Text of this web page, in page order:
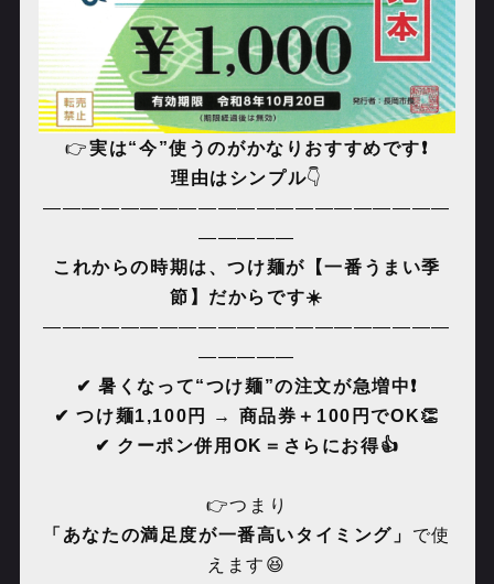
👉実は“今”使うのがかなりおすすめです❗️
理由はシンプル👇
―――――――――――――――――――――
―――――
これからの時期は、つけ麺が【一番うまい季
節】だからです☀️
―――――――――――――――――――――
―――――
✔暑くなって“つけ麺”の注文が急増中❗️
✔つけ麺1,100 円 → 商品券＋ 100 円でOK👏
✔ クーポン併用 OK ＝さらにお得👍
👉つまり
「あなたの満足度が一番高いタイミング」 で使
えます😆